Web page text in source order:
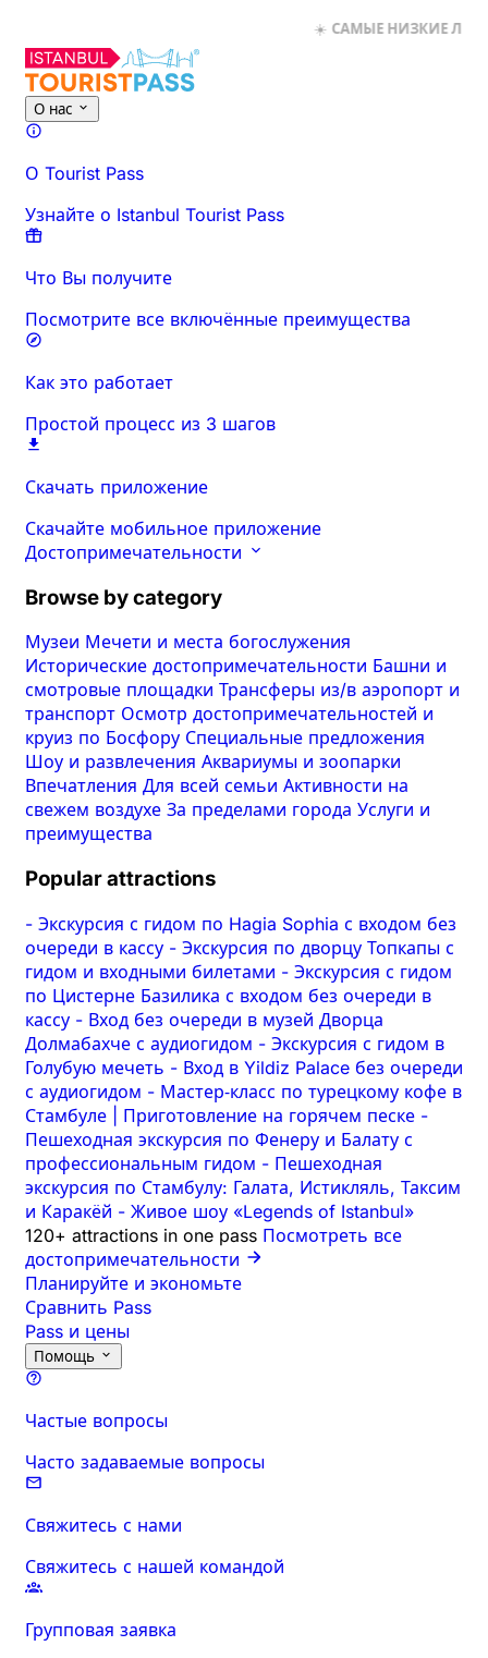
САМЫЕ НИЗКИЕ ЛЕТНИЕ ЦЕНЫ ЗДЕСЬ ☀️
О нас
О Tourist Pass
Узнайте о Istanbul Tourist Pass
Что Вы получите
Посмотрите все включённые преимущества
Как это работает
Простой процесс из 3 шагов
Скачать приложение
Скачайте мобильное приложение
Достопримечательности
Browse by category
Музеи Мечети и места богослужения
Исторические достопримечательности Башни и
смотровые площадки Трансферы из/в аэропорт и
транспорт Осмотр достопримечательностей и
круиз по Босфору Специальные предложения
Шоу и развлечения Аквариумы и зоопарки
Впечатления Для всей семьи Активности на
свежем воздухе За пределами города Услуги и
преимущества
Popular attractions
- Экскурсия с гидом по Hagia Sophia с входом без
очереди в кассу - Экскурсия по дворцу Топкапы с
гидом и входными билетами - Экскурсия с гидом
по Цистерне Базилика с входом без очереди в
кассу - Вход без очереди в музей Дворца
Долмабахче с аудиогидом - Экскурсия с гидом в
Голубую мечеть - Вход в Yildiz Palace без очереди
с аудиогидом - Мастер‑класс по турецкому кофе в
Стамбуле | Приготовление на горячем песке -
Пешеходная экскурсия по Фенеру и Балату с
профессиональным гидом - Пешеходная
экскурсия по Стамбулу: Галата, Истикляль, Таксим
и Каракёй - Живое шоу «Legends of Istanbul»
120+ attractions in one pass Посмотреть все
достопримечательности
Планируйте и экономьте
Сравнить Pass
Pass и цены
Помощь
Частые вопросы
Часто задаваемые вопросы
Свяжитесь с нами
Свяжитесь с нашей командой
Групповая заявка
Время и